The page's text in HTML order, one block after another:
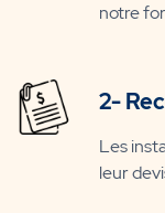
notre
2-
Les
leur